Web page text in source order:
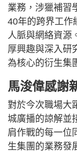
業務，涉獵補習
40年的跨界工作
人脈與網絡資源
厚興趣與深入研
為核心的衍生集
馬浚偉感謝
對於今次職場大
城廣播的諒解並
肩作戰的每一位
生集團的業務發